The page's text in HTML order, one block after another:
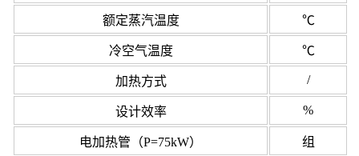
额定蒸汽温度 ℃
冷空气温度 ℃
加热方式 /
设计效率 %
电加热管（P=75kW） 组